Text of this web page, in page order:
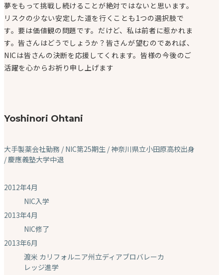
夢をもって挑戦し続けることが絶対ではないと思います。
リスクの少ない安定した道を行くことも1つの選択肢で
す。要は価値観の問題です。だけど、私は前者に惹かれま
す。皆さんはどうでしょうか？皆さんが望むのであれば、
NICは皆さんの決断を応援してくれます。皆様の今後のご
活躍を心からお祈り申し上げます
Yoshinori Ohtani
大手製薬会社勤務 / NIC第25期生 / 神奈川県立小田原高校出身
/ 慶應義塾大学中退
2012年4月
NIC入学
2013年4月
NIC修了
2013年6月
渡米 カリフォルニア州立ディアブロバレーカ
レッジ進学